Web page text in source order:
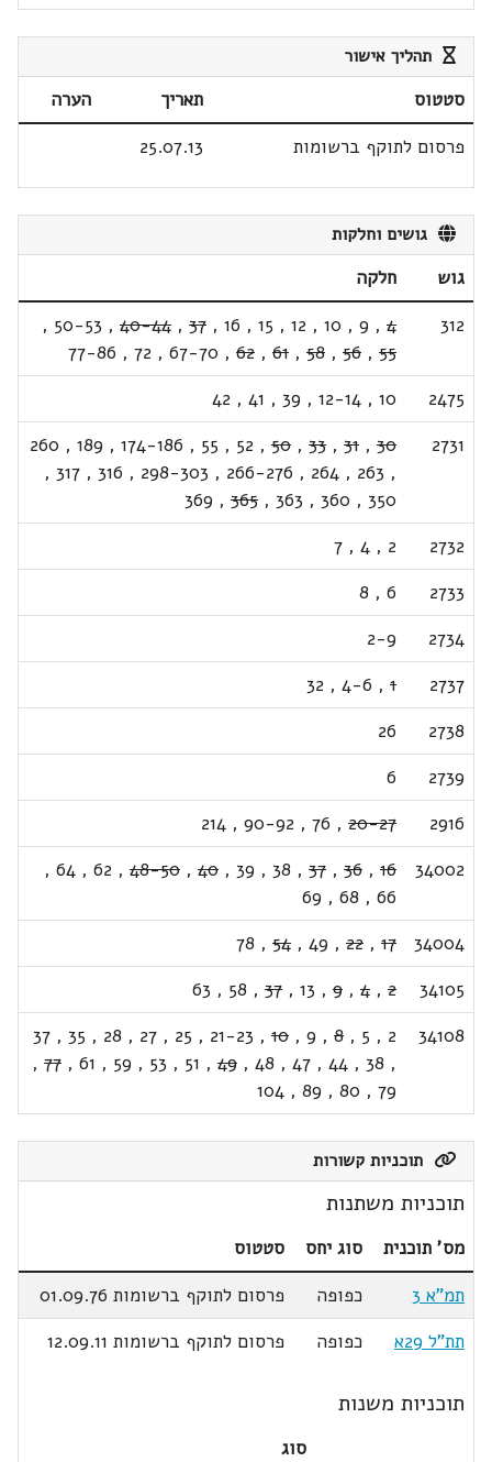
תהליך אישור
סטטוס תאריך
הערה
פרסום לתוקף ברשומות
25.07.13
גושים וחלקות
גוש
חלקה
312
4
,
9
,
10
,
12
,
15
,
16
,
37
,
40-44
,
50-53
,
55
,
56
,
58
,
61
,
62
,
67-70
,
72
,
77-86
2475
10
,
12-14
,
39
,
41
,
42
2731
30
,
31
,
33
,
50
,
52
,
55
,
174-186
,
189
,
260
,
263
,
264
,
266-276
,
298-303
,
316
,
317
,
350
,
360
,
363
,
365
,
369
2732
2
,
4
,
7
2733
6
,
8
2734
2-9
2737
1
,
4-6
,
32
2738
26
2739
6
2916
20-27
,
76
,
90-92
,
214
34002
16
,
36
,
37
,
38
,
39
,
40
,
48-50
,
62
,
64
,
66
,
68
,
69
34004
17
,
22
,
49
,
54
,
78
34105
2
,
4
,
9
,
13
,
37
,
58
,
63
34108
2
,
5
,
8
,
9
,
10
,
21-23
,
25
,
27
,
28
,
35
,
37
,
38
,
44
,
47
,
48
,
49
,
51
,
53
,
59
,
61
,
77
,
79
,
80
,
89
,
104
תוכניות קשורות
תוכניות משתנות
מס' תוכנית סוג יחס
סטטוס
תמ"א 3
כפופה
פרסום לתוקף ברשומות 01.09.76
תת"ל 29א
כפופה פרסום לתוקף ברשומות 12.09.11
תוכניות משנות
סוג